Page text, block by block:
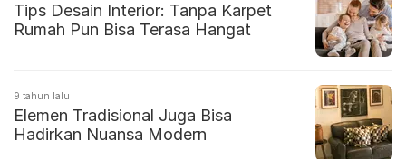
Tips Desain Interior: Tanpa Karpet
Rumah Pun Bisa Terasa Hangat
9 tahun lalu
Elemen Tradisional Juga Bisa
Hadirkan Nuansa Modern